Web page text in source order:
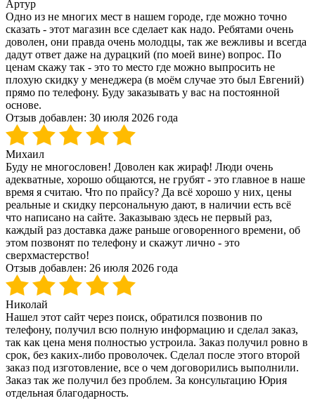
Артур
Одно из не многих мест в нашем городе, где можно точно
сказать - этот магазин все сделает как надо. Ребятами очень
доволен, они правда очень молодцы, так же вежливы и всегда
дадут ответ даже на дурацкий (по моей вине) вопрос. По
ценам скажу так - это то место где можно выпросить не
плохую скидку у менеджера (в моём случае это был Евгений)
прямо по телефону. Буду заказывать у вас на постоянной
основе.
Отзыв добавлен: 30 июля 2026 года
Михаил
Буду не многословен! Доволен как жираф! Люди очень
адекватные, хорошо общаются, не грубят - это главное в наше
время я считаю. Что по прайсу? Да всё хорошо у них, цены
реальные и скидку персональную дают, в наличии есть всё
что написано на сайте. Заказываю здесь не первый раз,
каждый раз доставка даже раньше оговоренного времени, об
этом позвонят по телефону и скажут лично - это
сверхмастерство!
Отзыв добавлен: 26 июля 2026 года
Николай
Нашел этот сайт через поиск, обратился позвонив по
телефону, получил всю полную информацию и сделал заказ,
так как цена меня полностью устроила. Заказ получил ровно в
срок, без каких-либо проволочек. Сделал после этого второй
заказ под изготовление, все о чем договорились выполнили.
Заказ так же получил без проблем. За консультацию Юрия
отдельная благодарность.